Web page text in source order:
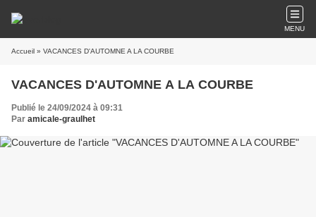
MENU
Accueil » VACANCES D'AUTOMNE A LA COURBE
VACANCES D'AUTOMNE A LA COURBE
Publié le 24/09/2024 à 09:31
Par amicale-graulhet